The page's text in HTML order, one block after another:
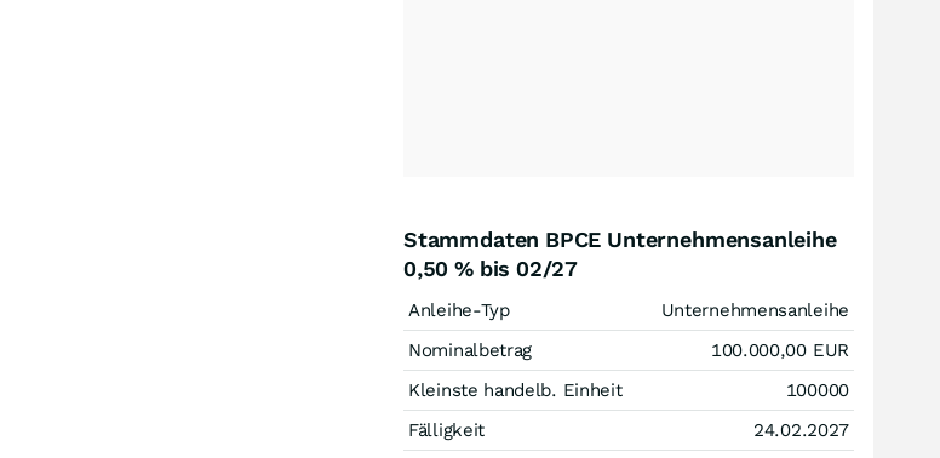
Stammdaten BPCE Unternehmensanleihe
0,50 % bis 02/27
Anleihe-Typ
Unternehmensanleihe
Nominalbetrag
100.000,00 EUR
Kleinste handelb. Einheit
100000
Fälligkeit
24.02.2027